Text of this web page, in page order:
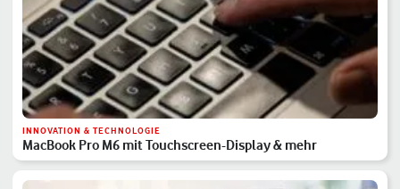
INNOVATION & TECHNOLOGIE
MacBook Pro M6 mit Touchscreen-Display & mehr